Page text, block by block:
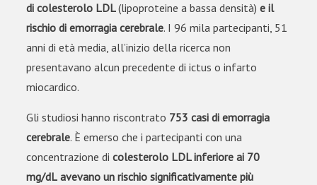
di colesterolo LDL(lipoproteine a bassa densità) e il
rischio di emorragia cerebrale. I 96 mila partecipanti, 51
anni di età media, all’inizio della ricerca non
presentavano alcun precedente di ictus o infarto
miocardico.
Gli studiosi hanno riscontrato 753 casi di emorragia
cerebrale. È emerso che i partecipanti con una
concentrazione di colesterolo LDL inferiore ai 70
mg/dL avevano un rischio significativamente più